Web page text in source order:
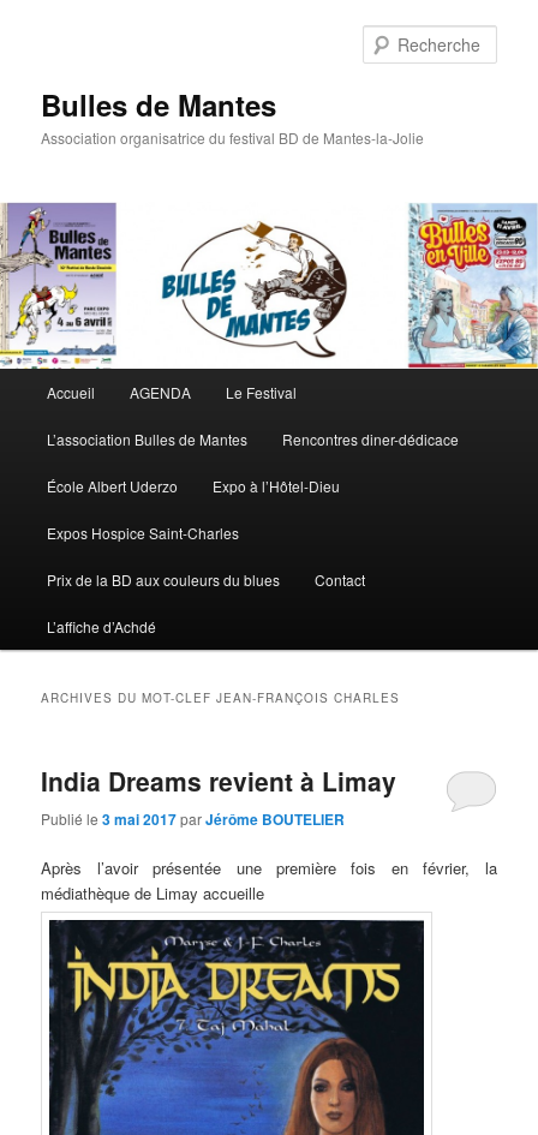
Bulles de Mantes
Association organisatrice du festival BD de Mantes-la-Jolie
Aller au contenu principal
Aller au contenu secondaire
Accueil AGENDA Le Festival
L’association Bulles de Mantes Rencontres diner-dédicace
École Albert Uderzo Expo à l’Hôtel-Dieu
Expos Hospice Saint-Charles
Prix de la BD aux couleurs du blues Contact
L’affiche d’Achdé
ARCHIVES DU MOT-CLEFJEAN-FRANÇOIS CHARLES
India Dreams revient à Limay
Publié le3 mai 2017parJérôme BOUTELIER
Après l’avoir présentée une première fois en février, la
médiathèque de Limay accueille